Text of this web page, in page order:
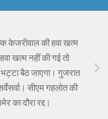
केजरीवाल की हवा खत्म
खत्म नहीं की गई तो
बैठ जाएगा। गुजरात
सीएम गहलोत की
दौरा रद्द।